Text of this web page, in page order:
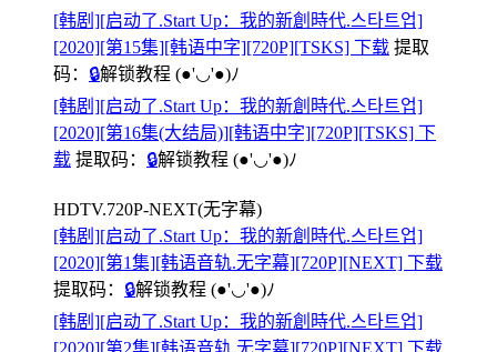
[韩剧][启动了.Start Up：我的新創時代.스타트업]
[2020][第15集][韩语中字][720P][TSKS] 下载 提取
码： 🔒解锁教程 (●'◡'●)ﾉ
[韩剧][启动了.Start Up：我的新創時代.스타트업]
[2020][第16集(大结局)][韩语中字][720P][TSKS] 下
载 提取码： 🔒解锁教程 (●'◡'●)ﾉ
HDTV.720P-NEXT(无字幕)
[韩剧][启动了.Start Up：我的新創時代.스타트업]
[2020][第1集][韩语音轨.无字幕][720P][NEXT] 下载
提取码： 🔒解锁教程 (●'◡'●)ﾉ
[韩剧][启动了.Start Up：我的新創時代.스타트업]